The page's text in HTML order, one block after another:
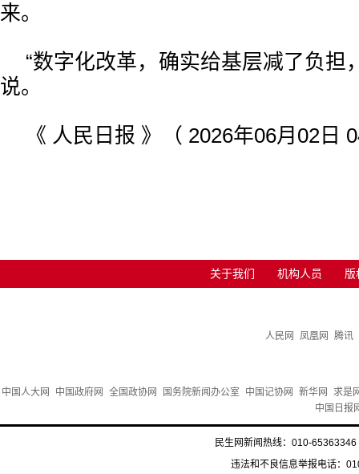
来。
“数字化改革，确实给基层减了负担
说。
《 人民日报 》（ 2026年06月02日
关于我们 机构人员 版
人民网 凤凰网 腾讯
中国人大网 中国政府网 全国政协网 国务院新闻办公室 中国记协网 新华网
求是
中国日报
民生网新闻热线：010-
违法和不良信息举报电话：